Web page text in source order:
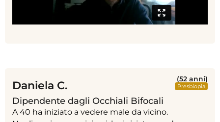
Daniela C. (52 anni)
Presbiopia
Dipendente dagli Occhiali Bifocali
A 40 ha iniziato a vedere male da vicino.